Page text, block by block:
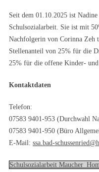
Seit dem 01.10.2025 ist
Schulsozialarbeit. Sie ist mit
Nachfolgerin von Corinna Zeh
Stellenanteil von 25% für die
25% für die offene Kinder- und
Kontaktdaten
Telefon:
07583 9401-953 (Durchwahl
07583 9401-950 (Büro
E-Mail: ssa.bad-
Schulsozialarbeit